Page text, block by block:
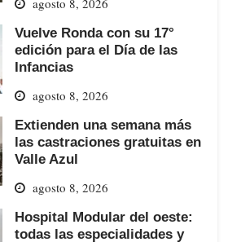
agosto 8, 2026
Vuelve Ronda con su 17°
edición para el Día de las
Infancias
agosto 8, 2026
Extienden una semana más
las castraciones gratuitas en
Valle Azul
agosto 8, 2026
Hospital Modular del oeste:
todas las especialidades y